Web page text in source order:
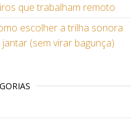
que trabalham remoto
escolher a trilha sonora
(sem virar bagunça)